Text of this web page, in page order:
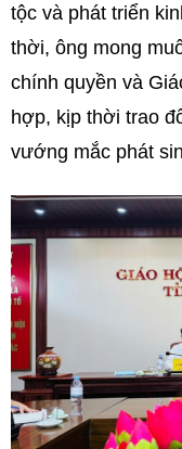
tộc và phát triển
thời, ông mong
chính quyền và
hợp, kịp thời trao
vướng mắc phát